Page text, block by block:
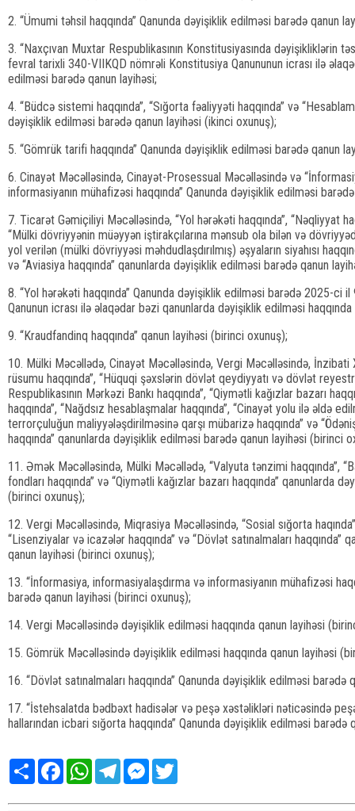
2. “Ümumi təhsil haqqında” Qanunda dəyişiklik edilməsi barədə qanun
3. “Naxçıvan Muxtar Respublikasının Konstitusiyasında dəyişikliklərin
fevral tarixli 340-VIIKQD nömrəli Konstitusiya Qanununun icrası ilə
edilməsi barədə qanun layihəsi;
4. “Büdcə sistemi haqqında”, “Sığorta fəaliyyəti haqqında” və
dəyişiklik edilməsi barədə qanun layihəsi (ikinci oxunuş);
5. “Gömrük tarifi haqqında” Qanunda dəyişiklik edilməsi barədə qanun
6. Cinayət Məcəlləsində, Cinayət-Prosessual Məcəlləsində və
informasiyanın mühafizəsi haqqında” Qanunda dəyişiklik edilməsi
7. Ticarət Gəmiçiliyi Məcəlləsində, “Yol hərəkəti haqqında”, “Nəqliyyat
“Mülki dövriyyənin müəyyən iştirakçılarına mənsub ola bilən və
yol verilən (mülki dövriyyəsi məhdudlaşdırılmış) əşyaların siyahısı
və “Aviasiya haqqında” qanunlarda dəyişiklik edilməsi barədə qanun
8. “Yol hərəkəti haqqında” Qanunda dəyişiklik edilməsi barədə 2025-ci
Qanunun icrası ilə əlaqədar bəzi qanunlarda dəyişiklik edilməsi
9. “Kraudfandinq haqqında” qanun layihəsi (birinci oxunuş);
10. Mülki Məcəllədə, Cinayət Məcəlləsində, Vergi Məcəlləsində, İnzibati
rüsumu haqqında”, “Hüquqi şəxslərin dövlət qeydiyyatı və dövlət
Respublikasının Mərkəzi Bankı haqqında”, “Qiymətli kağızlar bazarı
haqqında”, “Nağdsız hesablaşmalar haqqında”, “Cinayət yolu ilə əldə
terrorçuluğun maliyyələşdirilməsinə qarşı mübarizə haqqında” və
haqqında” qanunlarda dəyişiklik edilməsi barədə qanun layihəsi (birinci
11. Əmək Məcəlləsində, Mülki Məcəllədə, “Valyuta tənzimi haqqında”,
fondları haqqında” və “Qiymətli kağızlar bazarı haqqında” qanunlarda
(birinci oxunuş);
12. Vergi Məcəlləsində, Miqrasiya Məcəlləsində, “Sosial sığorta
“Lisenziyalar və icazələr haqqında” və “Dövlət satınalmaları
qanun layihəsi (birinci oxunuş);
13. “İnformasiya, informasiyalaşdırma və informasiyanın mühafizəsi
barədə qanun layihəsi (birinci oxunuş);
14. Vergi Məcəlləsində dəyişiklik edilməsi haqqında qanun layihəsi
15. Gömrük Məcəlləsində dəyişiklik edilməsi haqqında qanun layihəsi
16. “Dövlət satınalmaları haqqında” Qanunda dəyişiklik edilməsi
17. “İstehsalatda bədbəxt hadisələr və peşə xəstəlikləri nəticəsində
hallarından icbari sığorta haqqında” Qanunda dəyişiklik edilməsi
Share FacebookWhatsAppTelegramMessenger